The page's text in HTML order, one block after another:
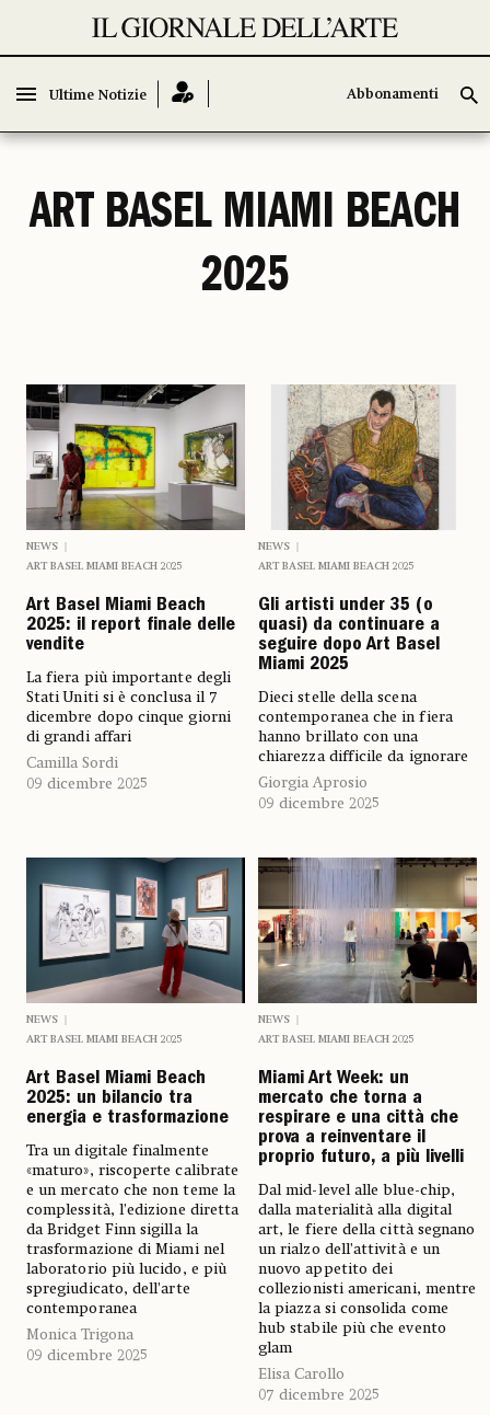
Ultime Notizie Abbonamenti
Ultime Notizie Abbonamenti
ART BASEL MIAMI BEACH
2025
NEWS
ART BASEL MIAMI BEACH 2025
Art Basel Miami Beach
2025: il report finale delle
vendite
La fiera più importante degli
Stati Uniti si è conclusa il 7
dicembre dopo cinque giorni
di grandi affari
Camilla Sordi
09 dicembre 2025
NEWS
ART BASEL MIAMI BEACH 2025
Gli artisti under 35 (o
quasi) da continuare a
seguire dopo Art Basel
Miami 2025
Dieci stelle della scena
contemporanea che in fiera
hanno brillato con una
chiarezza difficile da ignorare
Giorgia Aprosio
09 dicembre 2025
NEWS
ART BASEL MIAMI BEACH 2025
Art Basel Miami Beach
2025: un bilancio tra
energia e trasformazione
Tra un digitale finalmente
«maturo», riscoperte calibrate
e un mercato che non teme la
complessità, l’edizione diretta
da Bridget Finn sigilla la
trasformazione di Miami nel
laboratorio più lucido, e più
spregiudicato, dell’arte
contemporanea
Monica Trigona
09 dicembre 2025
NEWS
ART BASEL MIAMI BEACH 2025
Miami Art Week: un
mercato che torna a
respirare e una città che
prova a reinventare il
proprio futuro, a più livelli
Dal mid-level alle blue-chip,
dalla materialità alla digital
art, le fiere della città segnano
un rialzo dell’attività e un
nuovo appetito dei
collezionisti americani, mentre
la piazza si consolida come
hub stabile più che evento
glam
Elisa Carollo
07 dicembre 2025